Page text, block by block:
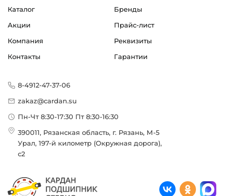
Каталог
Бренды
Акции
Прайс-лист
Компания
Реквизиты
Контакты
Гарантии
8-4912-47-37-06
zakaz@cardan.su
Пн-Чт 8:30-17:30 Пт 8:30-16:30
390011, Рязанская область, г. Рязань, М-5
Урал, 197-й километр (Окружная дорога),
с2